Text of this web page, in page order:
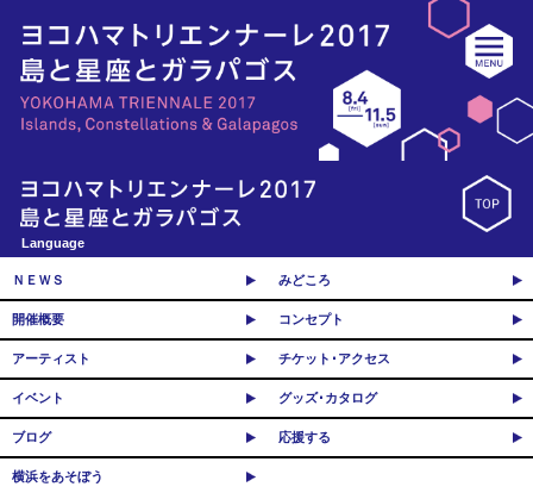
Language
ＮＥＷＳ みどころ
開催概要 コンセプト
アーティスト チケット･アクセス
イベント グッズ･カタログ
ブログ 応援する
横浜をあそぼう